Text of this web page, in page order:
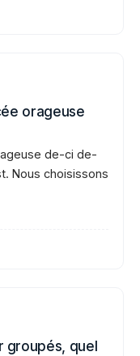
orageuse
de-ci de-
Nous choisissons
groupés, quel